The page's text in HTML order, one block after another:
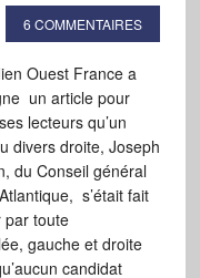
6 COMMENTAIRES
Ouest France a
un article pour
lecteurs qu’un
divers droite, Joseph
du Conseil général
s’était fait
par toute
gauche et droite
candidat